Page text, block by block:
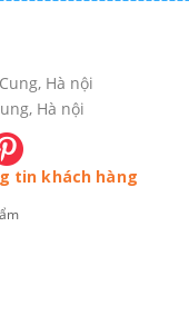
Hà nội
Hà nội
tin khách hàng